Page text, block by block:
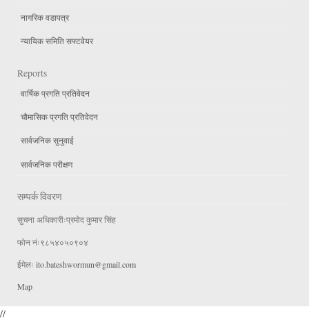
नागरिक वडापत्र
न्यायिक समिति सफ्टवेयर
Reports
वार्षिक प्रगति प्रतिवेदन
चौमासिक प्रगति प्रतिवेदन
सार्वजनिक सुनुवाई
सार्वजनिक परीक्षण
सम्पर्क विवरण
सुचना अधिकारीःप्रमोद कुमार सिंह
फोन नंः९८५४०५०९०४
ईमेलः ito.bateshwormun@gmail.com
Map
//